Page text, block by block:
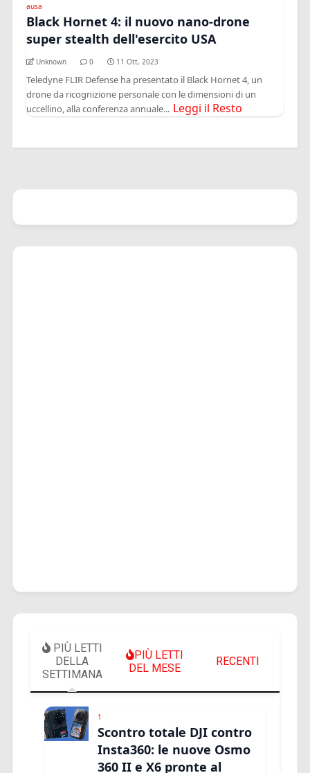
ausa
Black Hornet 4: il nuovo nano-drone
super stealth dell'esercito USA
Unknown 0 11 Ott, 2023
Teledyne FLIR Defense ha presentato il Black Hornet 4, un
drone da ricognizione personale con le dimensioni di un
uccellino, alla conferenza annuale... Leggi il Resto
PIÙ LETTI
DELLA
SETTIMANA
PIÙ LETTI
DEL MESE
RECENTI
1
Scontro totale DJI contro
Insta360: le nuove Osmo
360 II e X6 pronte al